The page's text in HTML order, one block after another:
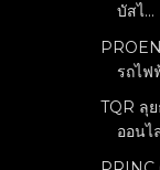
บัสไ...
รถไฟ
TQR ลุ
ออนไ